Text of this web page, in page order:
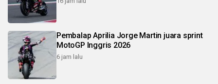
Pembalap Aprilia Jorge Martin juara sprint
MotoGP Inggris 2026
6 jam lalu